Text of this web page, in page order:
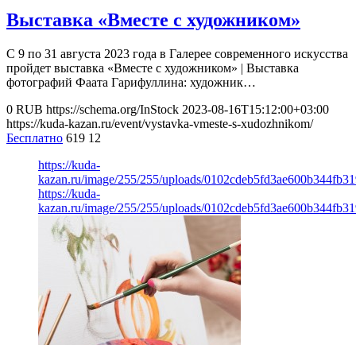
Выставка «Вместе с художником»
С 9 по 31 августа 2023 года в Галерее современного искусства
пройдет выставка «Вместе с художником» | Выставка
фотографий Фаата Гарифуллина: художник…
0 RUB https://schema.org/InStock 2023-08-16T15:12:00+03:00
https://kuda-kazan.ru/event/vystavka-vmeste-s-xudozhnikom/
Бесплатно 619 12
https://kuda-
kazan.ru/image/255/255/uploads/
https://kuda-
kazan.ru/image/255/255/uploads/